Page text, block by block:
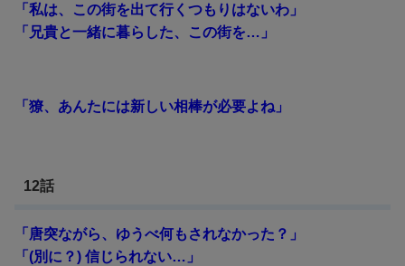
「私は、この街を出て行くつもりはないわ」
「兄貴と一緒に暮らした、この街を…」
「獠、あんたには新しい相棒が必要よね」
12話
「唐突ながら、ゆうべ何もされなかった？」
「(別に？) 信じられない…」